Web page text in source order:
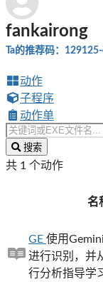
fankairong
Ta的推荐码：
动作
子程序
动作单
搜索
共 1 个动作
名
GE 使用
进行识别，并
行分析指导学